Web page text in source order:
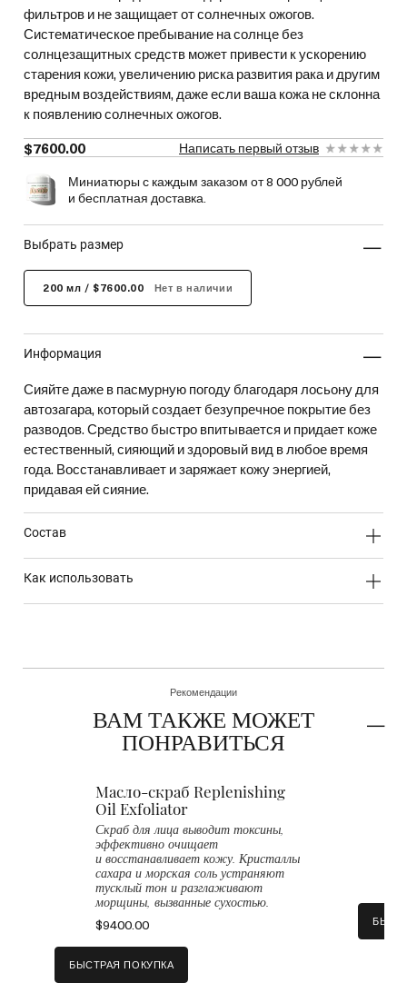
фильтров и не защищает от солнечных ожогов.
Систематическое пребывание на солнце без
солнцезащитных средств может привести к ускорению
старения кожи, увеличению риска развития рака и другим
вредным воздействиям, даже если ваша кожа не склонна
к появлению солнечных ожогов.
$7600.00
Написать первый отзыв
Миниатюры с каждым заказом от 8 000 рублей
и бесплатная доставка.
выбрать размер
200 мл / $7600.00 Нет в наличии
информация
Сияйте даже в пасмурную погоду благодаря лосьону для
автозагара, который создает безупречное покрытие без
разводов. Средство быстро впитывается и придает коже
естественный, сияющий и здоровый вид в любое время
года. Восстанавливает и заряжает кожу энергией,
придавая ей сияние.
состав
как использовать
Рекомендации
ВАМ ТАКЖЕ МОЖЕТ
ПОНРАВИТЬСЯ
Масло-скраб Replenishing
Oil Exfoliator
Скраб для лица выводит токсины,
эффективно очищает
и восстанавливает кожу. Кристаллы
сахара и морская соль устраняют
тусклый тон и разглаживают
морщины, вызванные сухостью.
$9400.00
БЫСТРАЯ ПОКУПКА